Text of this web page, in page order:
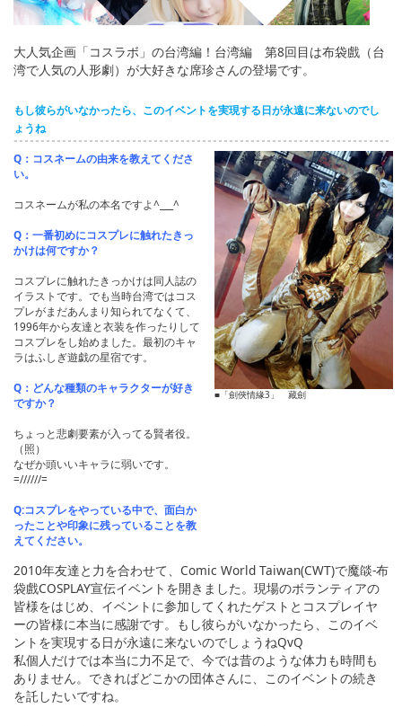
Bahasa Indonesia
大人気企画「コスラボ」の台湾編！台湾編 第8回目は布袋戲（台
湾で人気の人形劇）が大好きな席珍さんの登場です。
もし彼らがいなかったら、このイベントを実現する日が永遠に来ないのでし
ょうね
Q：コスネームの由来を教えてくださ
い。
コスネームが私の本名ですよ^___^
Q：一番初めにコスプレに触れたきっ
かけは何ですか？
コスプレに触れたきっかけは同人誌の
イラストです。でも当時台湾ではコス
プレがまだあんまり知られてなくて、
1996年から友達と衣装を作ったりして
コスプレをし始めました。最初のキャ
ラはふしぎ遊戯の星宿です。
Q：どんな種類のキャラクターが好き
ですか？
ちょっと悲劇要素が入ってる賢者役。
（照）
なぜか頭いいキャラに弱いです。
=//////=
Q:コスプレをやっている中で、面白か
ったことや印象に残っていることを教
えてください。
■「劍俠情緣3」 藏劍
2010年友達と力を合わせて、Comic World Taiwan(CWT)で魔燄-布
袋戲COSPLAY宣伝イベントを開きました。現場のボランティアの
皆様をはじめ、イベントに参加してくれたゲストとコスプレイヤ
ーの皆様に本当に感謝です。もし彼らがいなかったら、このイベ
ントを実現する日が永遠に来ないのでしょうねQvQ
私個人だけでは本当に力不足で、今では昔のような体力も時間も
ありません。できればどこかの団体さんに、このイベントの続き
を託したいですね。